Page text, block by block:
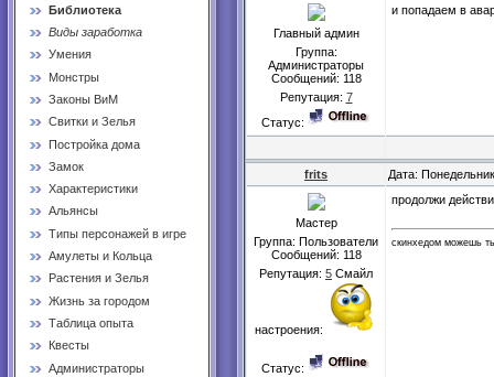
Библиотека
Виды заработка
Умения
Монстры
Законы ВиМ
Свитки и Зелья
Постройка дома
Замок
Характеристики
Альянсы
Типы персонажей в игре
Амулеты и Кольца
Растения и Зелья
Жизнь за городом
Таблица опыта
Квесты
Администраторы
Главный админ
Группа:
Администраторы
Сообщений: 118
Репутация: 7
Статус:
и попадаем в
frits Дата:
Мастер
Группа: Пользователи
Сообщений: 118
Репутация: 5 Смайл
настроения:
Статус:
продолжи
скинхедом можешь